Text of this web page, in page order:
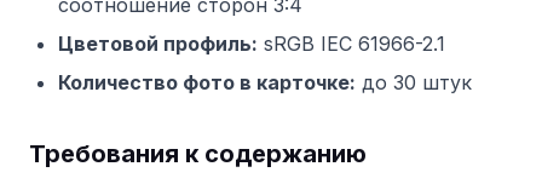
соотношение сторон 3:4
Цветовой профиль: sRGB IEC 61966-2.1
Количество фото в карточке: до 30 штук
Требования к содержанию